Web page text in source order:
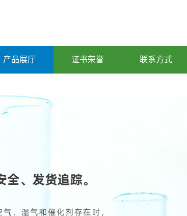
产品展厅 证书荣誉 联系方式